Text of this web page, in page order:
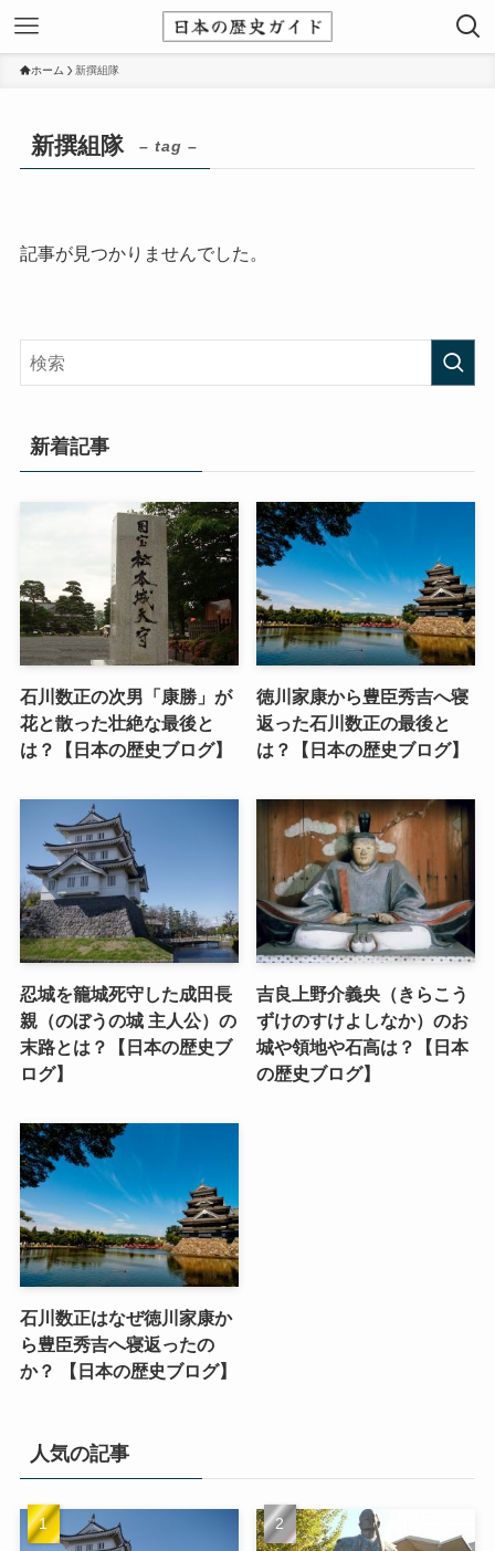
ホーム 新撰組隊
新撰組隊 – tag –
記事が見つかりませんでした。
新着記事
石川数正の次男「康勝」が
花と散った壮絶な最後と
は？【日本の歴史ブログ】
徳川家康から豊臣秀吉へ寝
返った石川数正の最後と
は？【日本の歴史ブログ】
忍城を籠城死守した成田長
親（のぼうの城 主人公）の
末路とは？【日本の歴史ブ
ログ】
吉良上野介義央（きらこう
ずけのすけよしなか）のお
城や領地や石高は？【日本
の歴史ブログ】
石川数正はなぜ徳川家康か
ら豊臣秀吉へ寝返ったの
か？ 【日本の歴史ブログ】
人気の記事